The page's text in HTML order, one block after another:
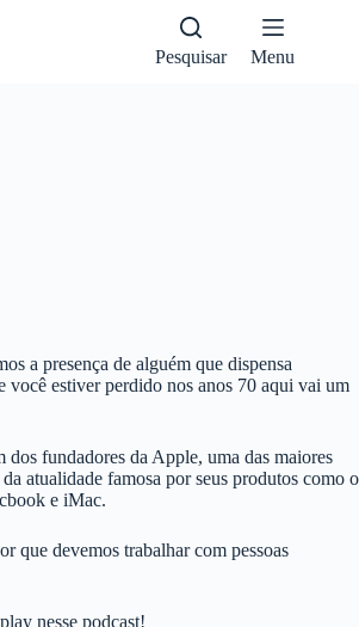
Pesquisar Menu
a presença de alguém que dispensa
você estiver perdido nos anos 70 aqui vai um
dos fundadores da Apple, uma das maiores
atualidade famosa por seus produtos como o
e iMac.
que devemos trabalhar com pessoas
nesse podcast!